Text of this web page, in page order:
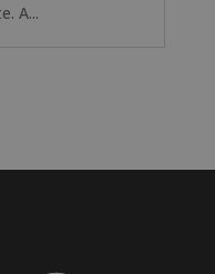
A...